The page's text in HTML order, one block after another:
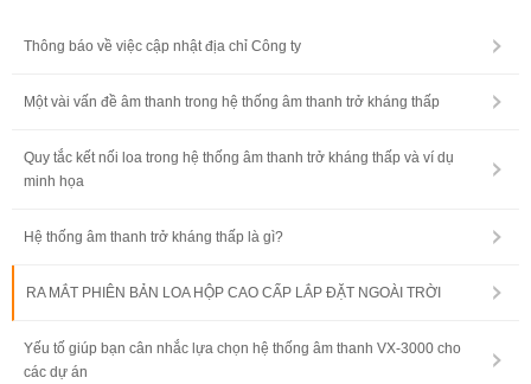
Thông báo về việc cập nhật địa chỉ Công ty
Một vài vấn đề âm thanh trong hệ thống âm thanh trở kháng thấp
Quy tắc kết nối loa trong hệ thống âm thanh trở kháng thấp và ví dụ
minh họa
Hệ thống âm thanh trở kháng thấp là gì?
RA MẮT PHIÊN BẢN LOA HỘP CAO CẤP LẮP ĐẶT NGOÀI TRỜI
Yếu tố giúp bạn cân nhắc lựa chọn hệ thống âm thanh VX-3000 cho
các dự án